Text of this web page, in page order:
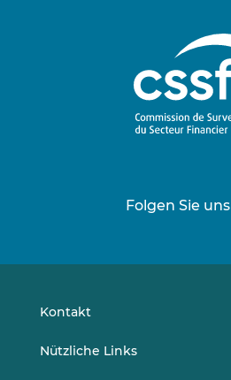
Folgen Sie uns
Kontakt
Nützliche Links